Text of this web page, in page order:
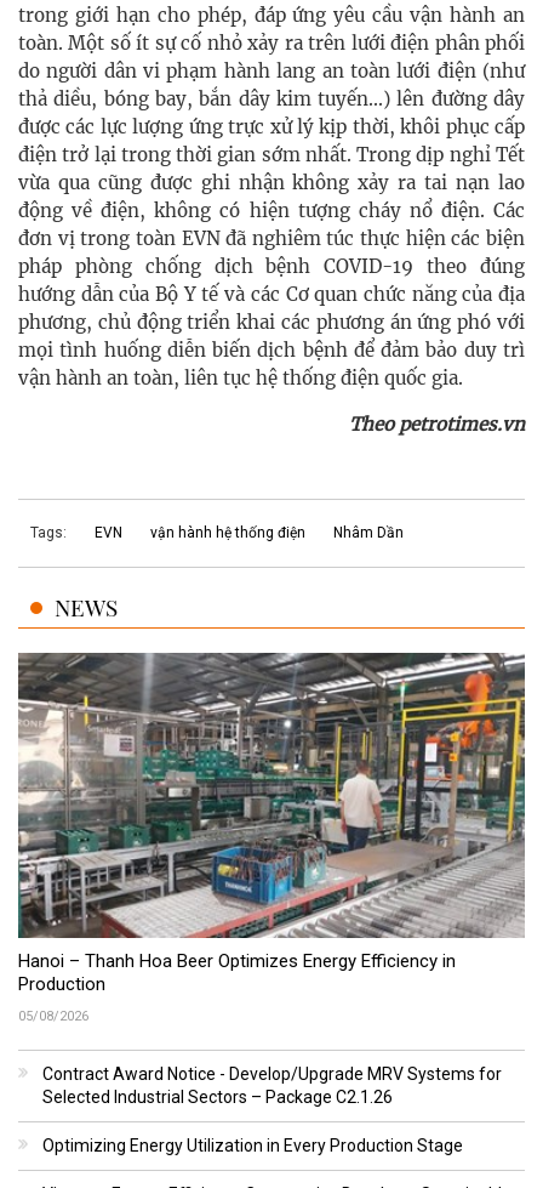
trong giới hạn cho phép, đáp ứng yêu cầu vận hành an
toàn. Một số ít sự cố nhỏ xảy ra trên lưới điện phân phối
do người dân vi phạm hành lang an toàn lưới điện (như
thả diều, bóng bay, bắn dây kim tuyến...) lên đường dây
được các lực lượng ứng trực xử lý kịp thời, khôi phục cấp
điện trở lại trong thời gian sớm nhất. Trong dịp nghỉ Tết
vừa qua cũng được ghi nhận không xảy ra tai nạn lao
động về điện, không có hiện tượng cháy nổ điện. Các
đơn vị trong toàn EVN đã nghiêm túc thực hiện các biện
pháp phòng chống dịch bệnh COVID-19 theo đúng
hướng dẫn của Bộ Y tế và các Cơ quan chức năng của địa
phương, chủ động triển khai các phương án ứng phó với
mọi tình huống diễn biến dịch bệnh để đảm bảo duy trì
vận hành an toàn, liên tục hệ thống điện quốc gia.
Theo petrotimes.vn
Tags: EVN vận hành hệ thống điện Nhâm Dần
NEWS
Hanoi – Thanh Hoa Beer Optimizes Energy Efficiency in
Production
05/08/2026
Contract Award Notice - Develop/Upgrade MRV Systems for
Selected Industrial Sectors – Package C2.1.26
Optimizing Energy Utilization in Every Production Stage